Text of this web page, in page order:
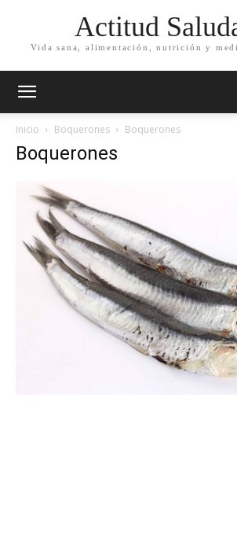
Actitud
Vida sana, alimentación, nutrición y
Inicio Boquerones Boquerones
Boquerones